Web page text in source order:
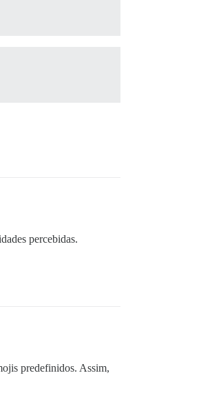
percebidas.
predefinidos. Assim,